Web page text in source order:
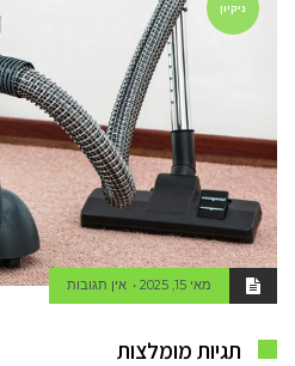
ניקיון
מאי 15, 2025 אין תגובות
תגיות מומלצות